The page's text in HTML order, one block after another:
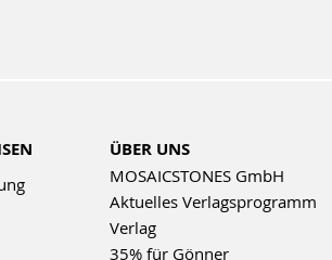
ÜBER UNS
MOSAICSTONES GmbH
Aktuelles Verlagsprogramm
Verlag
35% für Gönner